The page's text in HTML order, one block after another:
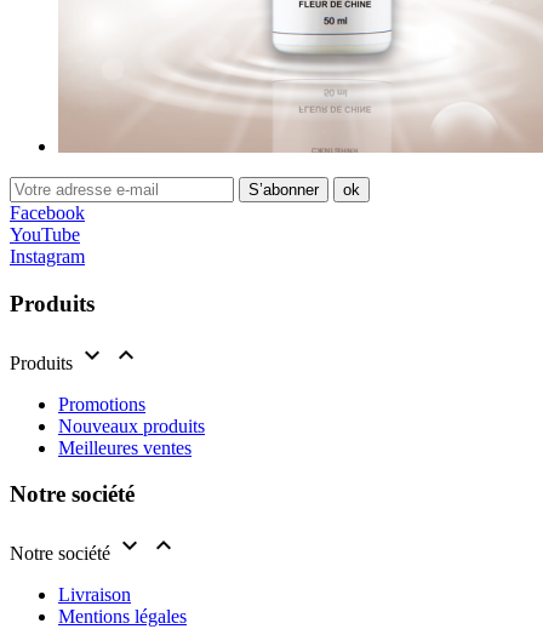
Facebook
YouTube
Instagram
Produits
Produits  
Promotions
Nouveaux produits
Meilleures ventes
Notre société
Notre société  
Livraison
Mentions légales